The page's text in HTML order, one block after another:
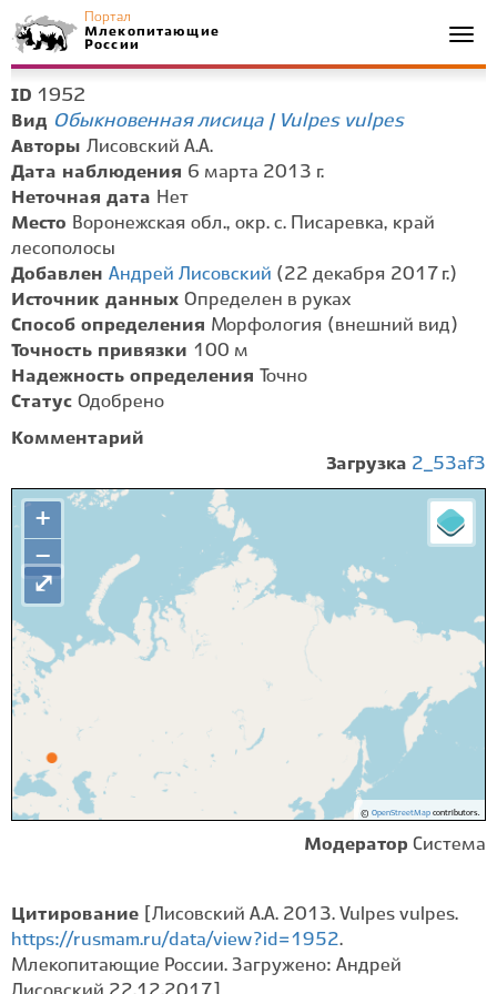
Портал
Млекопитающие
России
ID 1952
Вид Обыкновенная лисица | Vulpes vulpes
Авторы Лисовский А.А.
Дата наблюдения 6 марта 2013 г.
Неточная дата Нет
Место Воронежская обл., окр. с. Писаревка, край
лесополосы
Добавлен Андрей Лисовский (22 декабря 2017 г.)
Источник данных Определен в руках
Способ определения Морфология (внешний вид)
Точность привязки 100 м
Надежность определения
Точно
Статус Одобрено
Комментарий
Загрузка 2_53af3
+
−
© OpenStreetMapcontributors.
⤢
Модератор Система
Цитирование
[Лисовский А.А. 2013. Vulpes vulpes.
https://rusmam.ru/data/view?id=1952.
Млекопитающие России. Загружено: Андрей